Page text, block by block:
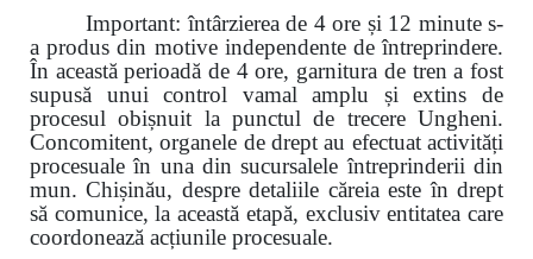
Important: întârzierea de 4 ore și 12 minute s-
a produs din motive independente de întreprindere.
În această perioadă de 4 ore, garnitura de tren a fost
supusă unui control vamal amplu și extins de
procesul obișnuit la punctul de trecere Ungheni.
Concomitent, organele de drept au efectuat activități
procesuale în una din sucursalele întreprinderii din
mun. Chișinău, despre detaliile căreia este în drept
să comunice, la această etapă, exclusiv entitatea care
coordonează acțiunile procesuale.